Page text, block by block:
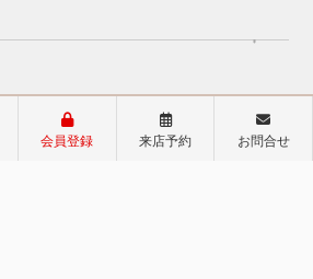
会員登録 来店予約 お問合せ